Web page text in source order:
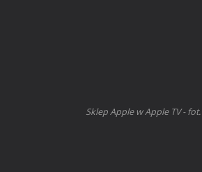
Sklep Apple w Apple TV -